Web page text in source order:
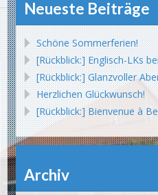
Neueste Beiträge
Schöne Sommerferien!
[Rückblick:] Englisch-LKs
[Rückblick:] Glanzvoller
Herzlichen Glückwunsch!
[Rückblick:] Bienvenue à
Archiv